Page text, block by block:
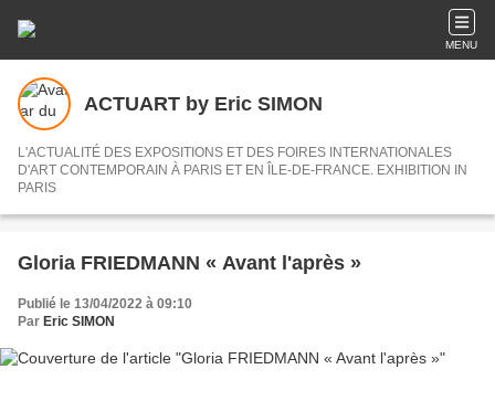
MENU
ACTUART by Eric SIMON
L'ACTUALITÉ DES EXPOSITIONS ET DES FOIRES INTERNATIONALES
D'ART CONTEMPORAIN À PARIS ET EN ÎLE-DE-FRANCE. EXHIBITION IN
PARIS
Gloria FRIEDMANN « Avant l'après »
Publié le 13/04/2022 à 09:10
Par Eric SIMON